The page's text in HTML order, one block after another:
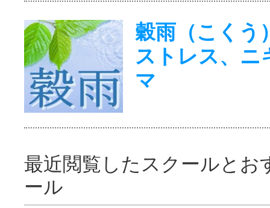
穀雨（こく
ストレス、ニ
マ
最近閲覧したスクールとお
ール